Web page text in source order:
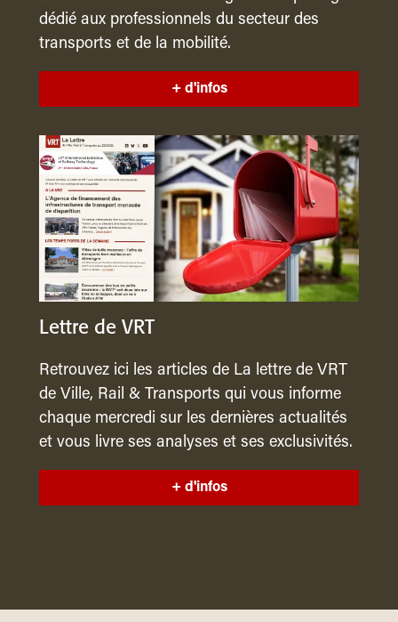
dédié aux professionnels du secteur des
transports et de la mobilité.
+ d'infos
Lettre de VRT
Retrouvez ici les articles de La lettre de VRT
de Ville, Rail & Transports qui vous informe
chaque mercredi sur les dernières actualités
et vous livre ses analyses et ses exclusivités.
+ d'infos